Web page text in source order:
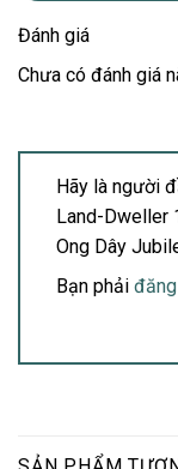
Đánh giá
Chưa có đánh giá
Hãy là người
Land-Dweller
Ong Dây
Bạn phải